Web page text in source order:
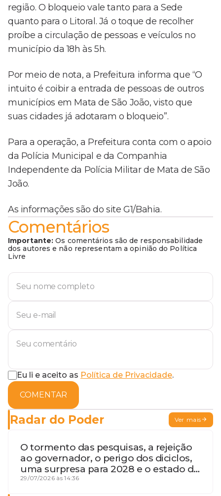
região. O bloqueio vale tanto para a Sede
quanto para o Litoral. Já o toque de recolher
proíbe a circulação de pessoas e veículos no
município da 18h às 5h.
Por meio de nota, a Prefeitura informa que “O
intuito é coibir a entrada de pessoas de outros
municípios em Mata de São João, visto que
suas cidades já adotaram o bloqueio”.
Para a operação, a Prefeitura conta com o apoio
da Polícia Municipal e da Companhia
Independente da Polícia Militar de Mata de São
João.
As informações são do site G1/Bahia.
Comentários
Importante: Os comentários são de responsabilidade
dos autores e não representam a opinião do Política
Livre
Eu li e aceito as Política de Privacidade.
COMENTAR
Radar do Poder Ver mais
O tormento das pesquisas, a rejeição
ao governador, o perigo dos diciclos,
uma surpresa para 2028 e o estado de
terceira guerra mundial
29/07/2026 às 14:36